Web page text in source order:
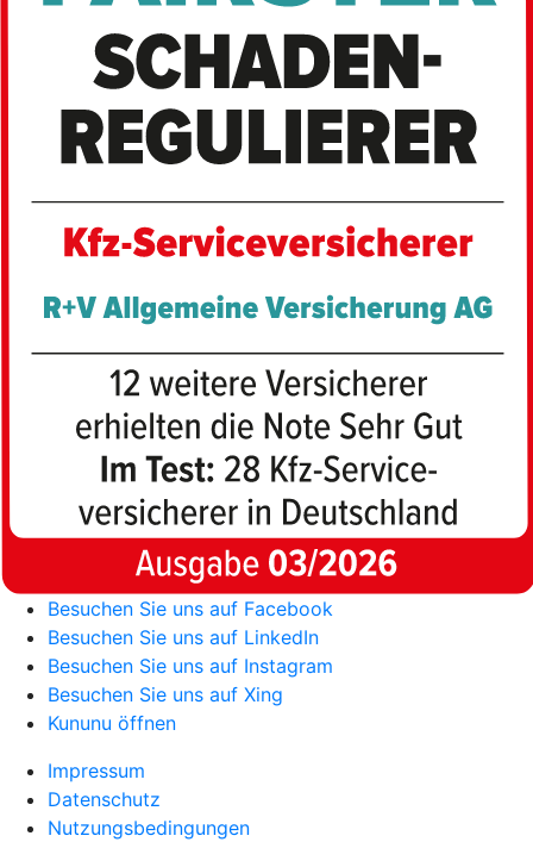
Besuchen Sie uns auf Facebook
Besuchen Sie uns auf LinkedIn
Besuchen Sie uns auf Instagram
Besuchen Sie uns auf Xing
Kununu öffnen
Impressum
Datenschutz
Nutzungsbedingungen